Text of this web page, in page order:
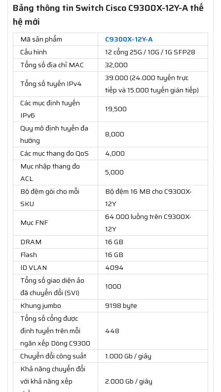
Bảng thông tin Switch Cisco C9300X-12Y-A thế
hệ mới
Mã sản phẩm
C9300X-12Y-A
Cấu hình
12 cổng 25G / 10G / 1G SFP28
Tổng số địa chỉ MAC
32,000
Tổng số tuyến IPv4
39.000 (24.000 tuyến trực
tiếp và 15.000 tuyến gián tiếp)
Các mục định tuyến
IPv6
19,500
Quy mô định tuyến đa
hướng
8,000
Các mục thang đo QoS
4,000
Mục nhập thang đo
ACL
5,000
Bộ đệm gói cho mỗi
SKU
Bộ đệm 16 MB cho C9300X-
12Y
Mục FNF
64.000 luồng trên C9300X-
12Y
DRAM
16 GB
Flash
16 GB
ID VLAN
4094
Tổng số giao diện ảo
đã chuyển đổi (SVI)
1000
Khung jumbo
9198 byte
Tổng số cổng được
định tuyến trên mỗi
ngăn xếp Dòng C9300
448
Chuyển đổi công suất
1.000 Gb / giây
Khả năng chuyển đổi
với khả năng xếp
2.000 Gb / giây